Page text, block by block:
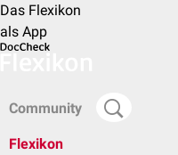
Das Flexikon
als App
Community
Flexikon